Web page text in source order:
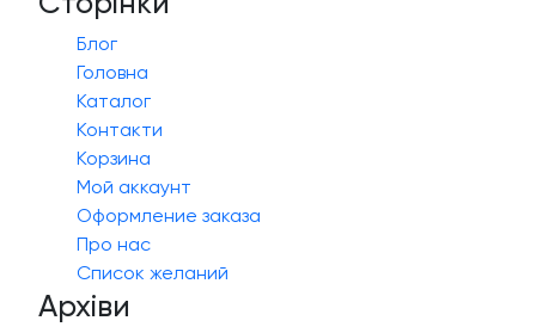
Блог
Головна
Каталог
Контакти
Корзина
Мой аккаунт
Оформление заказа
Про нас
Список желаний
Архіви